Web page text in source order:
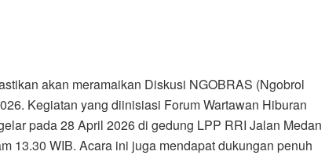
akan meramaikan Diskusi NGOBRAS (Ngobrol
Kegiatan yang diinisiasi Forum Wartawan Hiburan
pada 28 April 2026 di gedung LPP RRI Jalan Medan
13.30 WIB. Acara ini juga mendapat dukungan penuh